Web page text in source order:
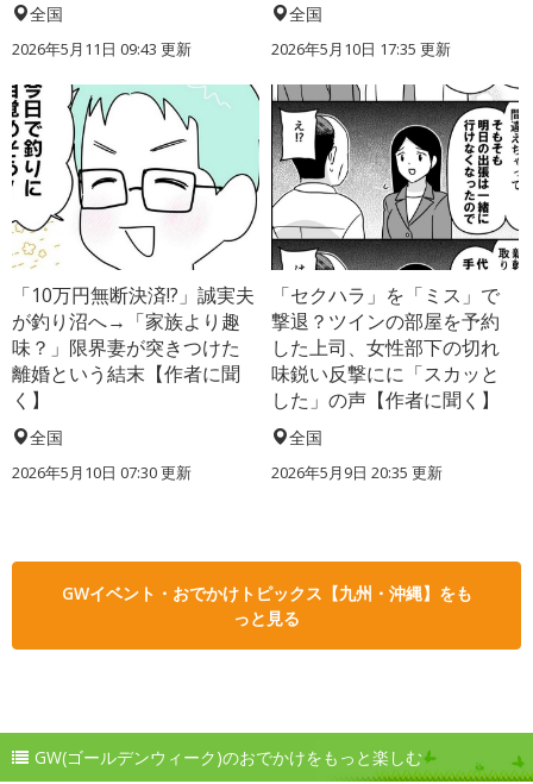
全国
2026年5月11日 09:43 更新
全国
2026年5月10日 17:35 更新
「10万円無断決済!?」誠実夫
が釣り沼へ→「家族より趣
味？」限界妻が突きつけた
離婚という結末【作者に聞
く】
全国
2026年5月10日 07:30 更新
「セクハラ」を「ミス」で
撃退？ツインの部屋を予約
した上司、女性部下の切れ
味鋭い反撃にに「スカッと
した」の声【作者に聞く】
全国
2026年5月9日 20:35 更新
GWイベント・おでかけトピックス【九州・沖縄】をも
っと見る
GW(ゴールデンウィーク)のおでかけをもっと楽しむ